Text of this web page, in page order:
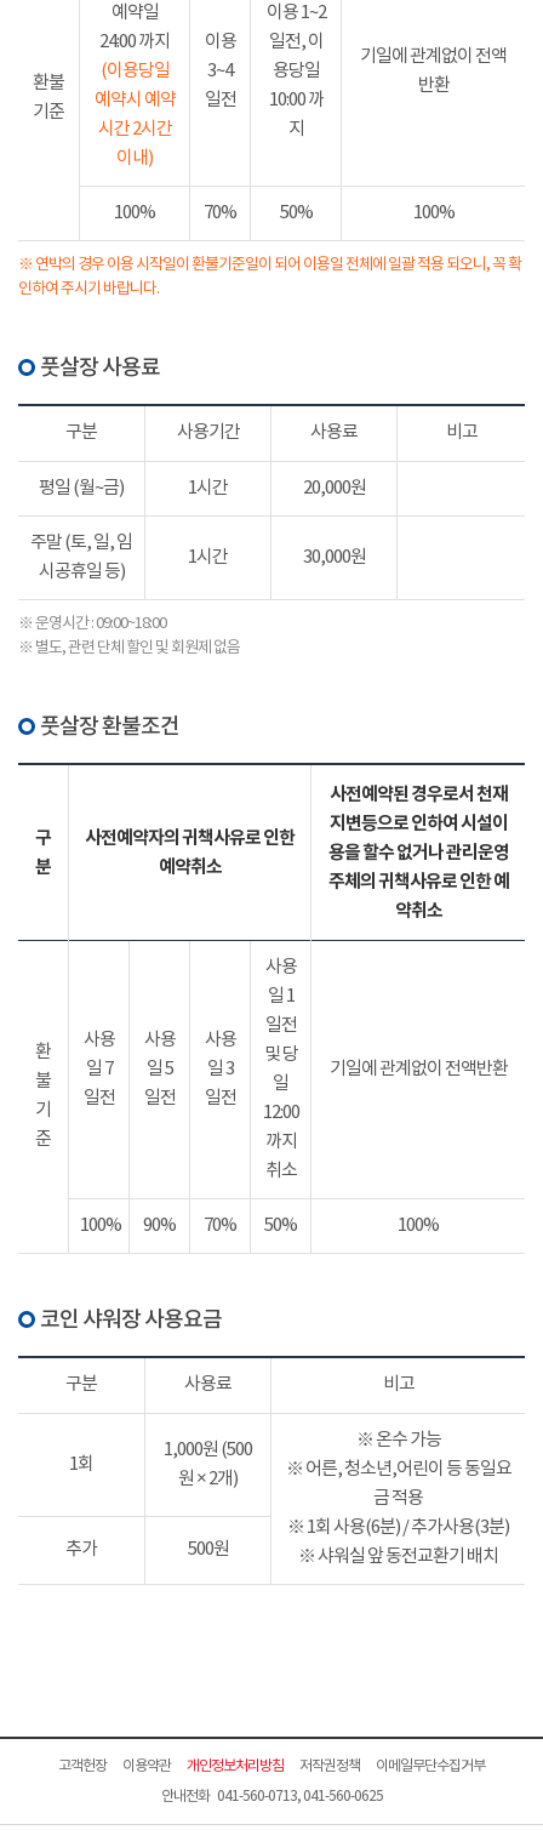
환불
기준
예약일
24:00 까지
(이용당일
예약시 예약
시간 2시간
이내)
이용
3~4
일전
이용 1~2
일전, 이
용당일
10:00 까
지
기일에 관계없이 전액
반환
100% 70% 50% 100%
※ 연박의 경우 이용 시작일이 환불기준일이 되어 이용일 전체에 일괄 적용 되오니, 꼭 확
인하여 주시기 바랍니다.
풋살장 사용료
구분 사용기간 사용료 비고
평일 (월~금) 1시간 20,000원
주말 (토, 일, 임
시공휴일 등)
1시간 30,000원
※ 운영시간 : 09:00~18:00
※ 별도, 관련 단체 할인 및 회원제 없음
풋살장 환불조건
구
분
사전예약자의 귀책사유로 인한
예약취소
사전예약된 경우로서 천재
지변등으로 인하여 시설이
용을 할수 없거나 관리운영
주체의 귀책사유로 인한 예
약취소
환
불
기
준
사용
일 7
일전
사용
일 5
일전
사용
일 3
일전
사용
일 1
일전
및 당
일
12:00
까지
취소
기일에 관계없이 전액반환
100% 90% 70% 50% 100%
코인 샤워장 사용요금
구분 사용료 비고
1회
1,000원 (500
원 × 2개)
※ 온수 가능
※ 어른, 청소년,어린이 등 동일요
금 적용
※ 1회 사용(6분) / 추가사용(3분)
※ 샤워실 앞 동전교환기 배치
추가 500원
고객헌장 이용약관 개인정보처리방침 저작권정책
이메일무단수집거부
안내전화 041-560-0713, 041-560-0625